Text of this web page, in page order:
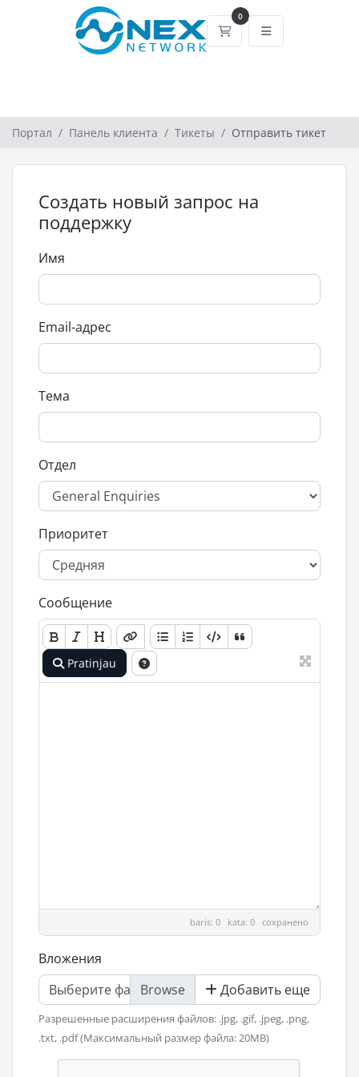
0
Корзина
Портал Панель клиента Тикеты Отправить тикет
Создать новый запрос на
поддержку
Имя
Email-адрес
Тема
Отдел
Приоритет
Сообщение
Pratinjau
baris: 0 kata: 0 сохранено
Вложения
Выберите файл
Добавить еще
Разрешенные расширения файлов: .jpg, .gif, .jpeg, .png,
.txt, .pdf (Максимальный размер файла: 20MB)